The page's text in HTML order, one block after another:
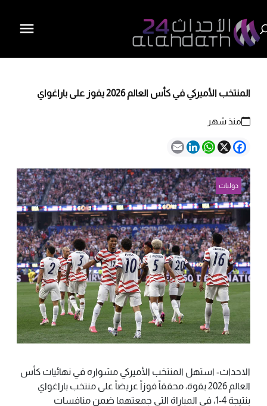
المنتخب الأميركي في كأس العالم 2026 يفوز على باراغواي
منذ شهر
Facebook
X
WhatsApp
LinkedIn
Email
دوليات
الاحداث- استهل المنتخب الأميركي مشواره في نهائيات كأس
العالم 2026 بقوة، محققاً فوزاً عريضاً على منتخب باراغواي
بنتيجة 4-1، في المباراة التي جمعتهما ضمن منافسات